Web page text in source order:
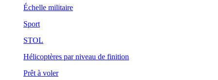
Échelle militaire
Sport
STOL
Hélicoptères par niveau de finition
Prêt à voler